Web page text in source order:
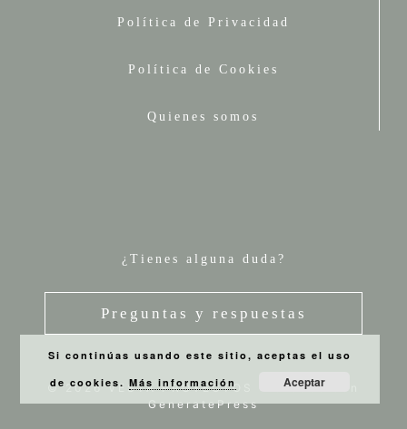
Política de Privacidad
Política de Cookies
Quienes somos
¿Tienes alguna duda?
Preguntas y respuestas
© 2026 VESTA PROYECTOS
• Creado con
GeneratePress
Si continúas usando este sitio, aceptas el uso
de cookies.Más información Aceptar